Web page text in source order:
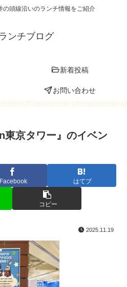
の頭線沿いのランチ情報をご紹介
ンチブログ
新着投稿
お問い合わせ
東京タワー』のイベン
Facebook はてブ
コピー
2025.11.19